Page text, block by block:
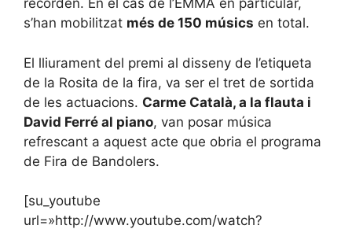
recorden. En el cas de l’EMMA en particular,
s’han mobilitzat més de 150 músics en total.
El lliurament del premi al disseny de l’etiqueta
de la Rosita de la fira, va ser el tret de sortida
de les actuacions. Carme Català, a la flauta i
David Ferré al piano, van posar música
refrescant a aquest acte que obria el programa
de Fira de Bandolers.
[su_youtube
url=»http://www.youtube.com/watch?